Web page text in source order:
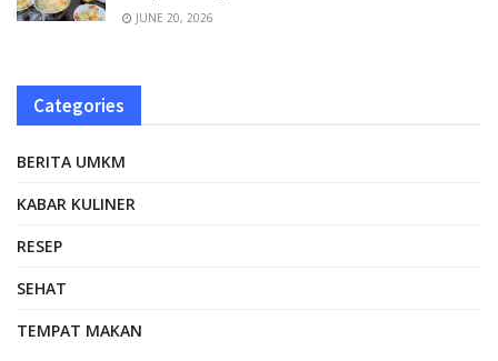
JUNE 20, 2026
Categories
BERITA UMKM
KABAR KULINER
RESEP
SEHAT
TEMPAT MAKAN